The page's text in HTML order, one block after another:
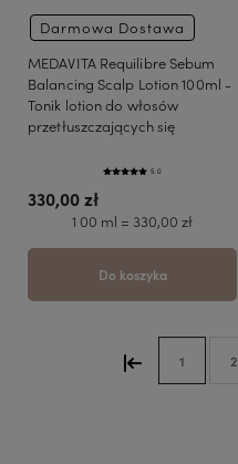
Darmowa Dostawa
MEDAVITA Requilibre Sebum
Balancing Scalp Lotion 100ml -
Tonik lotion do włosów
przetłuszczających się
5.0
330,00 zł
1 00 ml = 330,00 zł
Do koszyka
1 2